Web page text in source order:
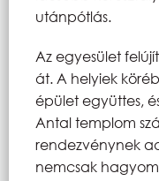
utánpótlás.
Az egyesület
át. A helyiek
épület együttes,
Antal templom
rendezvénynek
nemcsak